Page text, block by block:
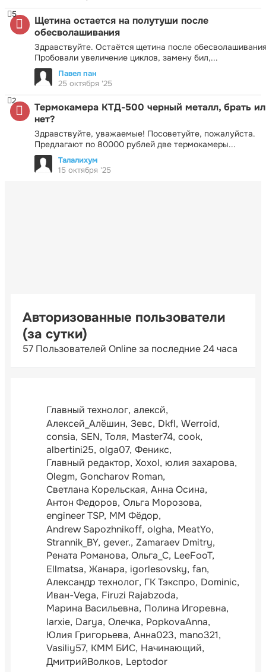
Щетина остается на полутуши после
обесволашивания
Здравствуйте. Остаётся щетина после
Пробовали увеличение циклов, замену бил,...
5
Павел пан
25 октября '25
Термокамера КТД-500 черный металл, брать
нет?
Здравствуйте, уважаемые! Посоветуйте, пожалуйста.
Предлагают по 80000 рублей две термокамеры...
2
Талалихум
15 октября '25
Авторизованные пользователи
(за сутки)
57 Пользователей Online за последние 24 часа
Главный технолог алексй
Алексей_Алёшин Зевс Dkfl Werroid
consia SEN Толя Master74 cook
albertini25 olga07 Феникс
Главный редактор Xoxol юлия захарова
Olegm Goncharov Roman
Светлана Корельская Анна Осина
Антон Федоров Ольга Морозова
engineer TSP ММ Фёдор
Andrew Sapozhnikoff olgha MeatYo
Strannik_BY gever. Zamaraev Dmitry
Рената Романова Ольга_С LeeFooT
Ellmatsa Жанара igorlesovsky fan
Александр технолог ГК Тэкспро Dominic
Иван-Vega Firuzi Rajabzoda
Марина Васильевна Полина Игоревна
larxie Darya Олечка PopkovaAnna
Юлия Григорьева Анна023 mano321
Vasiliy57 КММ БИС Начинающий
ДмитрийВолков Leptodor